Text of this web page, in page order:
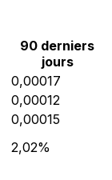
90 derniers
jours
0,00017
0,00012
0,00015
2,02%